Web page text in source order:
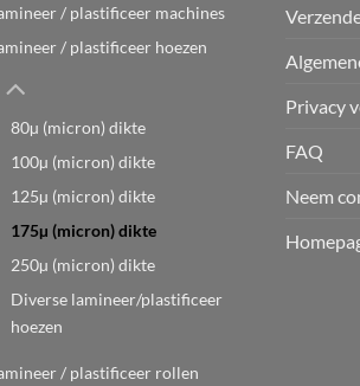
/ plastificeer machines
/ plastificeer hoezen
80µ (micron) dikte
100µ (micron) dikte
125µ (micron) dikte
175µ (micron) dikte
250µ (micron) dikte
Diverse lamineer/plastificeer
hoezen
/ plastificeer rollen
Privacy
FAQ
Neem